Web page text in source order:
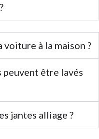
voiture à la maison ?
peuvent être lavés
jantes alliage ?